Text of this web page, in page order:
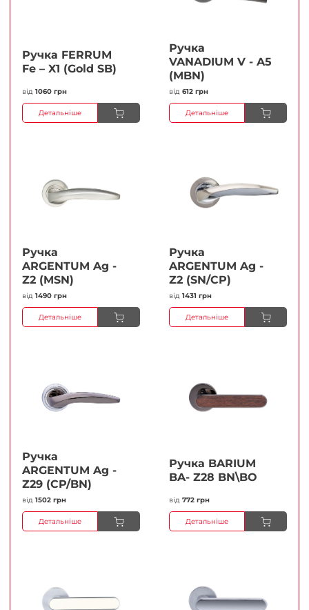
Ручка FERRUМ
Fe – X1 (Gold SB)
від 1060 грн
Детальніше
Ручка
VANADIUM V - A5
(MBN)
від 612 грн
Детальніше
Ручка
ARGENTUM Ag -
Z2 (MSN)
від 1490 грн
Детальніше
Ручка
ARGENTUM Ag -
Z2 (SN/CP)
від 1431 грн
Детальніше
Ручка
ARGENTUM Ag -
Z29 (CP/BN)
від 1502 грн
Детальніше
Ручка BARIUM
BA- Z28 BN\BO
від 772 грн
Детальніше